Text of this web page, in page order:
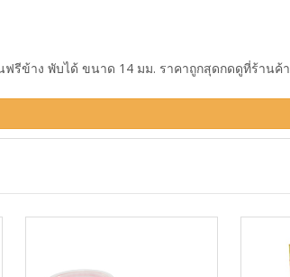
ฟรีข้าง พับได้ ขนาด 14 มม. ราคาถูกสุดกดดูที่ร้านค้า